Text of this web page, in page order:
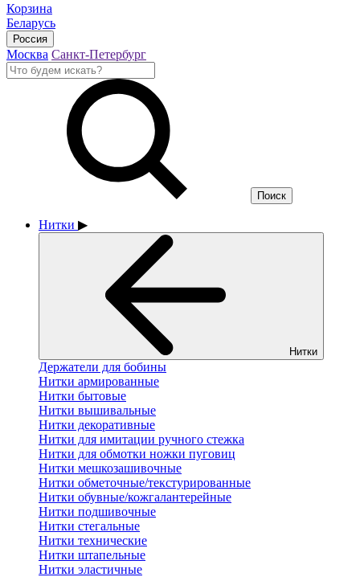
Корзина
Беларусь
Россия
Москва Санкт-Петербург
Нитки ▶
Нитки
Держатели для бобины
Нитки армированные
Нитки бытовые
Нитки вышивальные
Нитки декоративные
Нитки для имитации ручного стежка
Нитки для обмотки ножки пуговиц
Нитки мешкозашивочные
Нитки обметочные/текстурированные
Нитки обувные/кожгалантерейные
Нитки подшивочные
Нитки стегальные
Нитки технические
Нитки штапельные
Нитки эластичные